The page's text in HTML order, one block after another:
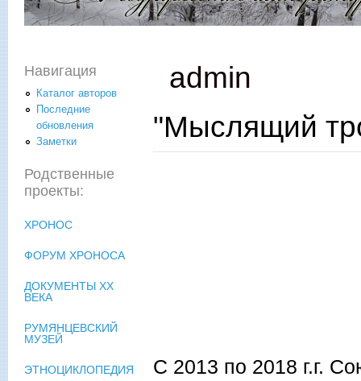
admin
"Мыслящий
С 2013 по 2018 г.г.
Навигация
Каталог авторов
Последние
обновления
Заметки
Родственные
проекты:
ХРОНОС
ФОРУМ ХРОНОСА
ДОКУМЕНТЫ XX
ВЕКА
РУМЯНЦЕВСКИЙ
МУЗЕЙ
ЭТНОЦИКЛОПЕДИЯ